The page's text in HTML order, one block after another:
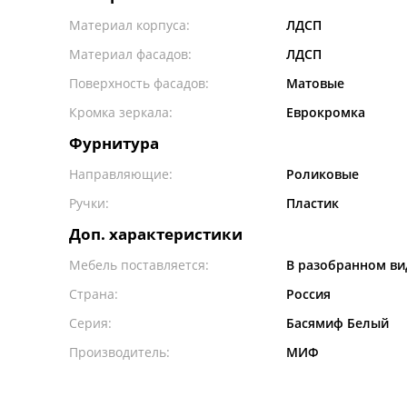
Материал корпуса:
ЛДСП
Материал фасадов:
ЛДСП
Поверхность фасадов:
Матовые
Кромка зеркала:
Еврокромка
Фурнитура
Направляющие:
Роликовые
Ручки:
Пластик
Доп. характеристики
Мебель поставляется:
В разобранном
Страна:
Россия
Серия:
Басямиф Белый
Производитель:
МИФ